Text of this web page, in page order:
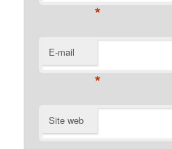
*
E-mail
*
Site web